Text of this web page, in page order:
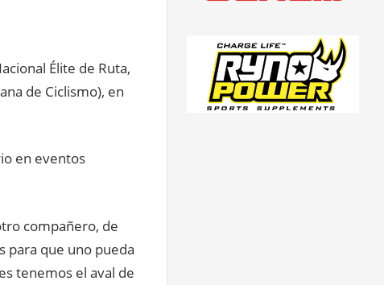
Élite de Ruta,
de Ciclismo), en
en eventos
compañero, de
para que uno pueda
tenemos el aval de